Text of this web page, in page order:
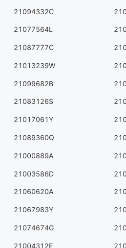
21094332C
21077564L
21087777C
21013239W
21099682B
21083126S
21017061Y
21089360Q
21000889A
21003586D
21060620A
21067983Y
21074674G
21004312E